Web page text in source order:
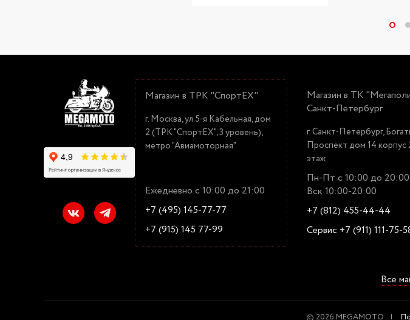
Магазин в ТРК "СпортЕХ"
г. Москва, ул.5-я Кабельная, дом
2 (ТРК "СпортЕХ", 3 уровень),
метро "Авиамоторная"
Ежедневно с 10:00 до 21:00
+7 (495) 145-77-77
+7 (915) 145 77-99
Магазин в ТК
Санкт-Петербург
г. Санкт-Петербург,
Проспект дом 14 корпус
этаж
Пн-Пт с 10:00 до
Вск 10:00-20:00
+7 (812) 455-44-44
Сервис +7 (911) 111-75-
Все
© 2026 MEGAMOTO